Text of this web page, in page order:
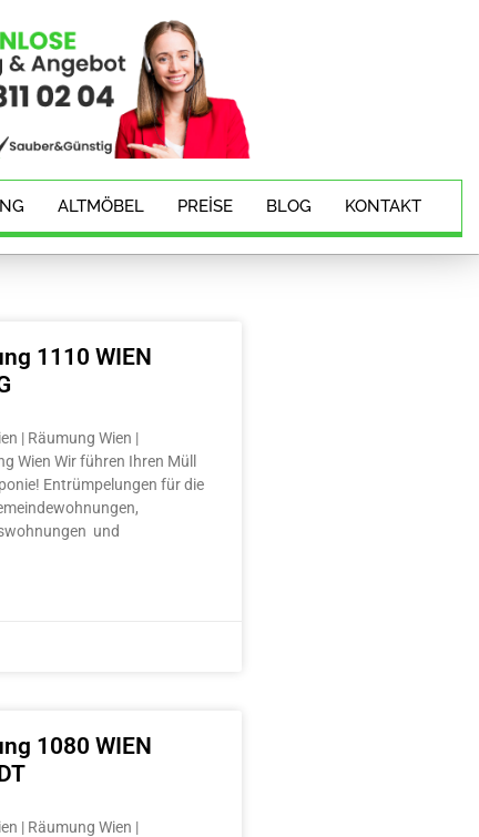
ALTMÖBEL PREISE BLOG KONTAKT
1110 WIEN
| Räumung Wien |
Wien Wir führen Ihren Müll
Entrümpelungen für die
und
1080 WIEN
| Räumung Wien |